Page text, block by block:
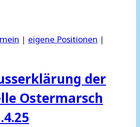
3.10.25
| eigene Positionen |
der
Ostermarsch